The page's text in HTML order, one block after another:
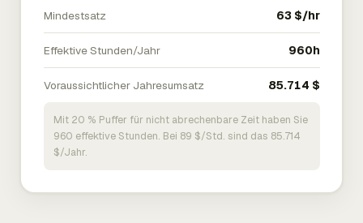
Mindestsatz 63 $/hr
Effektive Stunden/Jahr 960h
Voraussichtlicher Jahresumsatz 85.714 $
Mit 20 % Puffer für nicht abrechenbare Zeit haben Sie
960 effektive Stunden. Bei 89 $/Std. sind das 85.714
$/Jahr.